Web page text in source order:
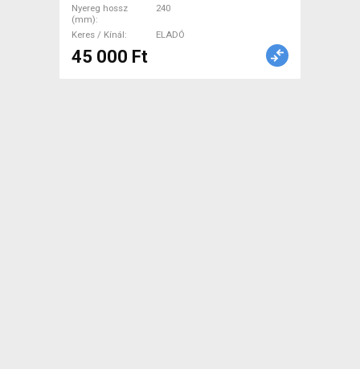
Nyereg hossz
(mm)
240
Keres / Kínál ELADÓ
45 000 Ft